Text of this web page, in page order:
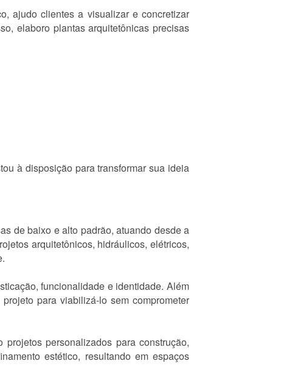
ajudo clientes a visualizar e concretizar
elaboro plantas arquitetônicas precisas
à disposição para transformar sua ideia
de baixo e alto padrão, atuando desde a
arquitetônicos, hidráulicos, elétricos,
funcionalidade e identidade. Além
para viabilizá-lo sem comprometer
personalizados para construção,
estético, resultando em espaços